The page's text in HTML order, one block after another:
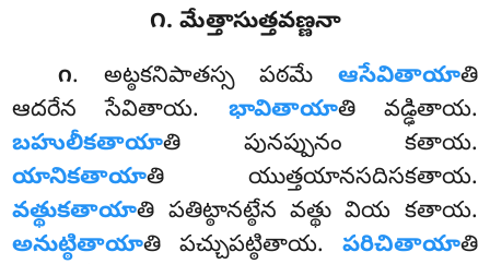
౧. మేత్తాసుత్తవణ్ణనా
౧. అట్ఠకనిపాతస్స పఠమే ఆసేవితాయాతి
ఆదరేన సేవితాయ. భావితాయాతి వడ్ఢితాయ.
బహులీకతాయాతి పునప్పునం కతాయ.
యానికతాయాతి యుత్తయానసదిసకతాయ.
వత్థుకతాయాతి పతిట్ఠానట్ఠేన వత్థు వియ కతాయ.
అనుట్ఠితాయాతి పచ్చుపట్ఠితాయ. పరిచితాయాతి